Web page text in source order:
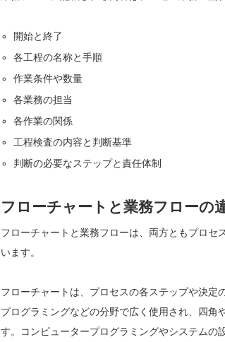
開始と終了
各工程の名称と手順
作業条件や数量
各業務の担当
各作業の関係
工程検査の内容と判断基準
判断の必要なステップと責任体制
フローチャートと業務フローの
フローチャートと業務フローは、両方ともプロセ
います。
フローチャートは、プロセスの各ステップや決定
プログラミングなどの分野で広く使用され、四角
す。コンピュータープログラミングやシステムの